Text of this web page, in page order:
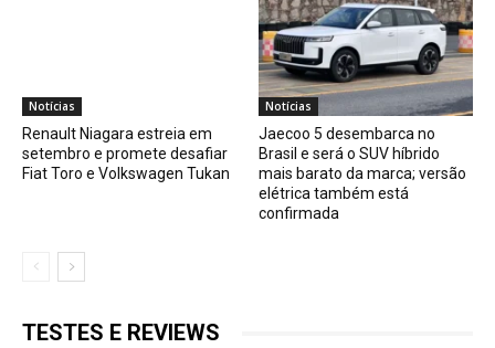
Notícias
Renault Niagara estreia em
setembro e promete desafiar
Fiat Toro e Volkswagen Tukan
Notícias
Jaecoo 5 desembarca no
Brasil e será o SUV híbrido
mais barato da marca; versão
elétrica também está
confirmada
TESTES E REVIEWS